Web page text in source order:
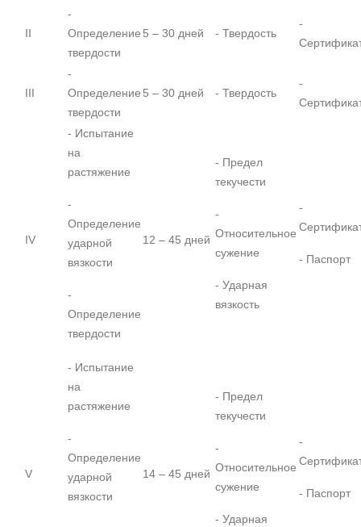
II
-
Определение
твердости
5 – 30 дней - Твердость
-
III
-
Определение
твердости
5 – 30 дней - Твердость
-
IV
- Испытание
на
растяжение
-
Определение
ударной
вязкости
-
Определение
твердости
12 – 45 дней
- Предел
текучести
-
Относительное
сужение
- Ударная
вязкость
-
- Паспорт
V
- Испытание
на
растяжение
-
Определение
ударной
вязкости
14 – 45 дней
- Предел
текучести
-
Относительное
сужение
- Ударная
-
- Паспорт